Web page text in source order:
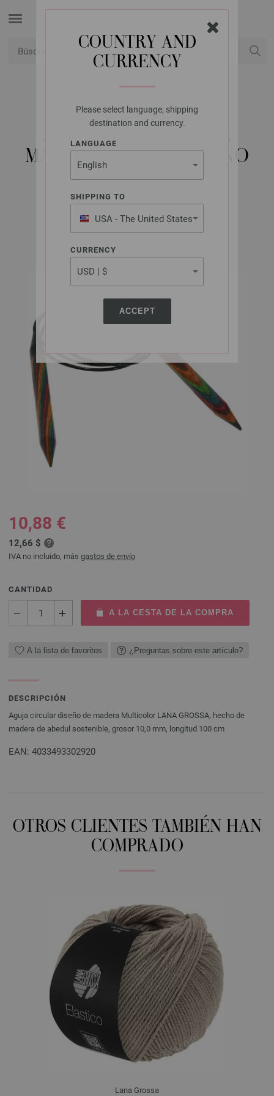
COUNTRY AND
CURRENCY
Please select language, shipping
destination and currency.
LANGUAGE
SHIPPING TO
USA - The United States
of America
CURRENCY
ACCEPT
LANA GROSSA
AGO CIRCOLARE DA
MAGLIA DESIGN-LEGNO
MULTICOLOR MIS,
10,0/100CM
10,88 €
12,66 $
IVA no incluido, más gastos de envío
CANTIDAD
A LA CESTA DE LA COMPRA
A la lista de favoritos ¿Preguntas sobre este artículo?
DESCRIPCIÓN
Aguja circular diseño de madera Multicolor LANA GROSSA, hecho de
madera de abedul sostenible, grosor 10,0 mm, longitud 100 cm
EAN: 4033493302920
OTROS CLIENTES TAMBIÉN HAN
COMPRADO
Lana Grossa